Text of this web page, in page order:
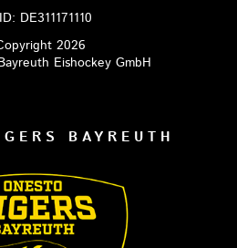
DE311171110
2026
Eishockey GmbH
BAYREUTH